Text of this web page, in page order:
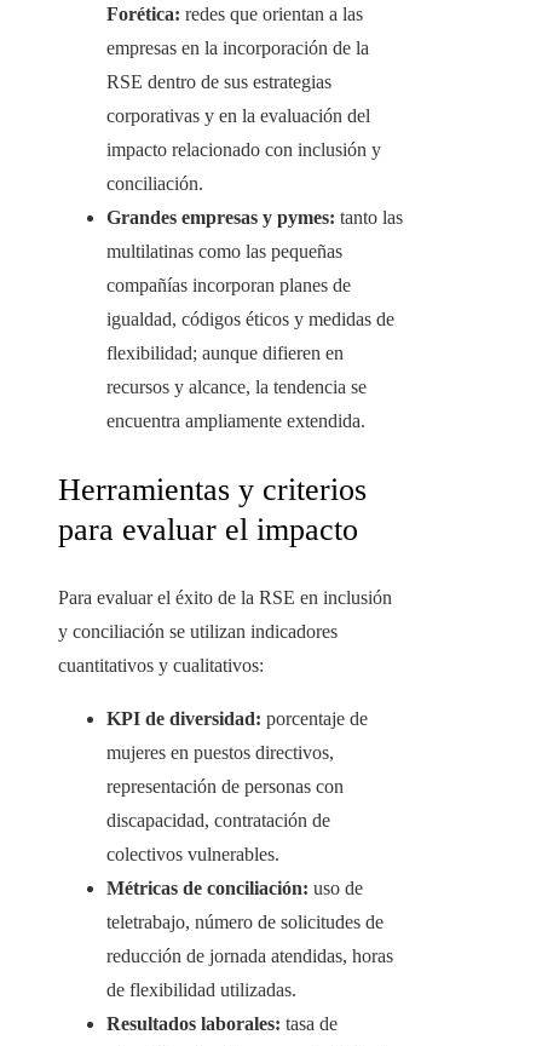
Forética: redes que orientan a las
empresas en la incorporación de la
RSE dentro de sus estrategias
corporativas y en la evaluación del
impacto relacionado con inclusión y
conciliación.
Grandes empresas y pymes: tanto las
multilatinas como las pequeñas
compañías incorporan planes de
igualdad, códigos éticos y medidas de
flexibilidad; aunque difieren en
recursos y alcance, la tendencia se
encuentra ampliamente extendida.
Herramientas y criterios
para evaluar el impacto
Para evaluar el éxito de la RSE en inclusión
y conciliación se utilizan indicadores
cuantitativos y cualitativos:
KPI de diversidad: porcentaje de
mujeres en puestos directivos,
representación de personas con
discapacidad, contratación de
colectivos vulnerables.
Métricas de conciliación: uso de
teletrabajo, número de solicitudes de
reducción de jornada atendidas, horas
de flexibilidad utilizadas.
Resultados laborales: tasa de